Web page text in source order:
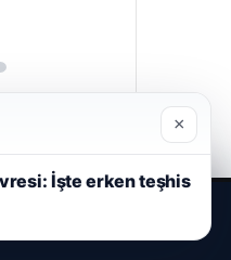
×
İşte erken teşhis